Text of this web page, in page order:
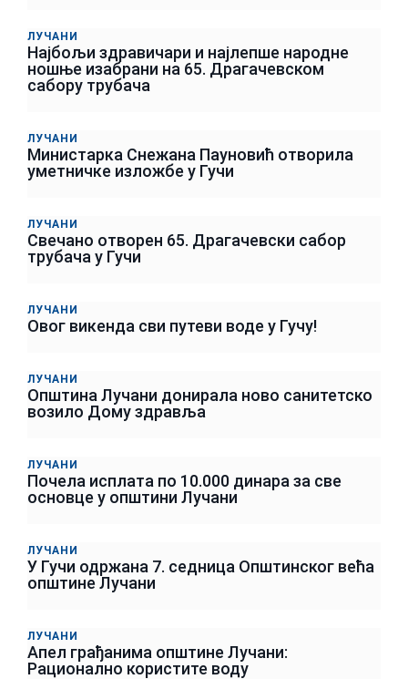
ЛУЧАНИ
Најбољи здравичари и најлепше народне
ношње изабрани на 65. Драгачевском
сабору трубача
ЛУЧАНИ
Министарка Снежана Пауновић отворила
уметничке изложбе у Гучи
ЛУЧАНИ
Свечано отворен 65. Драгачевски сабор
трубача у Гучи
ЛУЧАНИ
Овог викенда сви путеви воде у Гучу!
ЛУЧАНИ
Општина Лучани донирала ново санитетско
возило Дому здравља
ЛУЧАНИ
Почела исплата по 10.000 динара за све
основце у општини Лучани
ЛУЧАНИ
У Гучи одржана 7. седница Општинског већа
општине Лучани
ЛУЧАНИ
Апел грађанима општине Лучани:
Рационално користите воду